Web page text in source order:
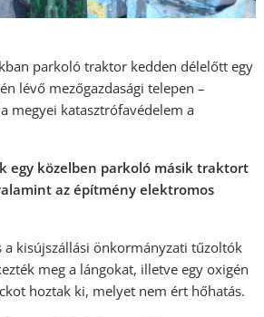
parkoló traktor kedden délelőtt egy
lévő mezőgazdasági telepen –
megyei katasztrófavédelem a
egy közelben parkoló másik traktort
az építmény elektromos
a kisújszállási önkormányzati tűzoltók
meg a lángokat, illetve egy oxigén
hoztak ki, melyet nem ért hőhatás.